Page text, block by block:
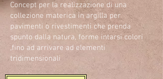
Concept per la realizzazione di una
collezione materica in argilla per
pavimenti o rivestimenti che prenda
spunto dalla natura, forme intarsi colori
,fino ad arrivare ad elementi
tridimensionali